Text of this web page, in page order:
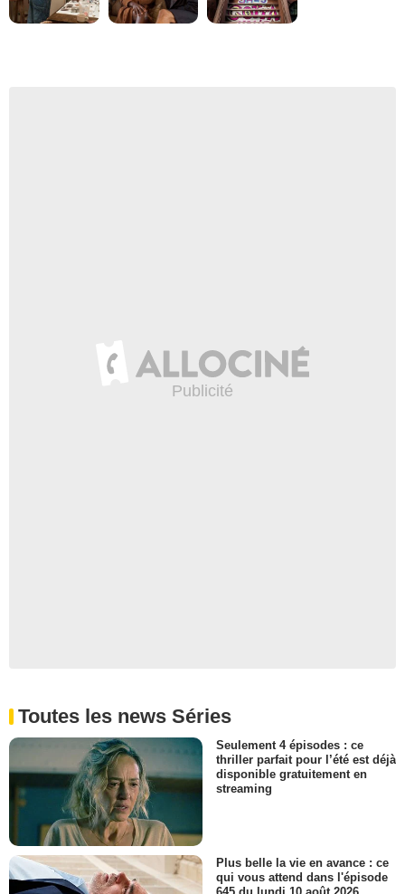
Toutes les news Séries
Seulement 4 épisodes : ce
thriller parfait pour l’été est déjà
disponible gratuitement en
streaming
Plus belle la vie en avance : ce
qui vous attend dans l'épisode